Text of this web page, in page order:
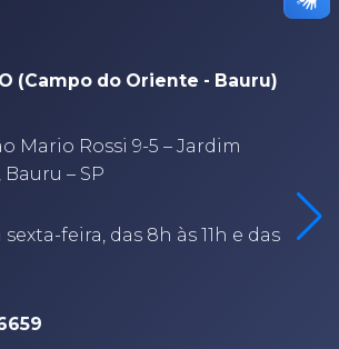
(Campo do Oriente - Bauru)
Mario Rossi 9-5 – Jardim
– SP
feira, das 8h às 11h e das